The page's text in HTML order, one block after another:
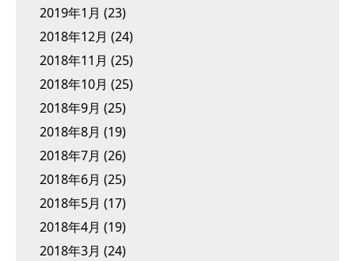
2019年1月 (23)
2018年12月 (24)
2018年11月 (25)
2018年10月 (25)
2018年9月 (25)
2018年8月 (19)
2018年7月 (26)
2018年6月 (25)
2018年5月 (17)
2018年4月 (19)
2018年3月 (24)